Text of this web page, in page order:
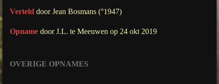
l
y
e
Verteld door Jean Bosmans (°1947)
Opname door J.L. te Meeuwen op 24 okt 2019
OVERIGE OPNAMES